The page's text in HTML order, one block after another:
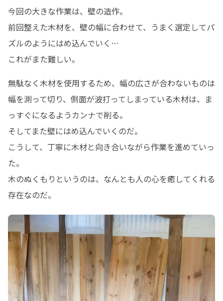
今回の大きな作業は、壁の造作。
前回整えた木材を、壁の幅に合わせて、うまく選定してパ
ズルのようにはめ込んでいく…
これがまた難しい。
無駄なく木材を使用するため、幅の広さが合わないものは
幅を測って切り、側面が波打ってしまっている木材は、ま
っすぐになるようカンナで削る。
そしてまた壁にはめ込んでいくのだ。
こうして、丁寧に木材と向き合いながら作業を進めていっ
た。
木のぬくもりというのは、なんとも人の心を癒してくれる
存在なのだ。